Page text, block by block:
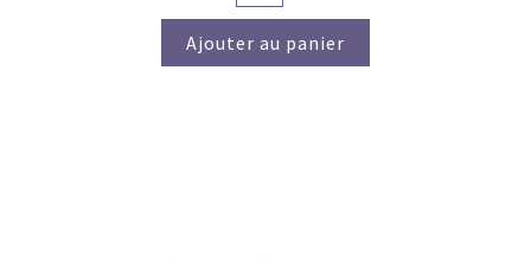
Ajouter au panier